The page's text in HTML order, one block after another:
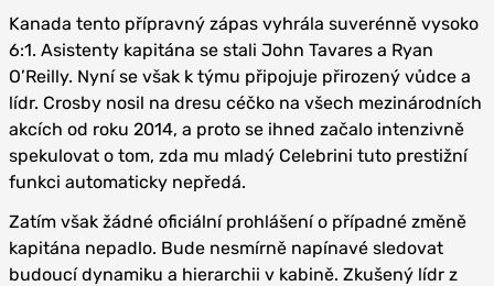
Kanada tento přípravný zápas vyhrála suverénně vysoko
6:1. Asistenty kapitána se stali John Tavares a Ryan
O’Reilly. Nyní se však k týmu připojuje přirozený vůdce a
lídr. Crosby nosil na dresu céčko na všech mezinárodních
akcích od roku 2014, a proto se ihned začalo intenzivně
spekulovat o tom, zda mu mladý Celebrini tuto prestižní
funkci automaticky nepředá.
Zatím však žádné oficiální prohlášení o případné změně
kapitána nepadlo. Bude nesmírně napínavé sledovat
budoucí dynamiku a hierarchii v kabině. Zkušený lídr z